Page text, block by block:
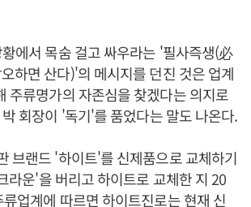
에서 목숨 걸고 싸우라는 '필사즉생(必
하면 산다)'의 메시지를 던진 것은 업계
주류명가의 자존심을 찾겠다는 의지로
회장이 '독기'를 품었다는 말도 나온다.
브랜드 '하이트'를 신제품으로 교체하기
라운'을 버리고 하이트로 교체한 지 20
업계에 따르면 하이트진로는 현재 신